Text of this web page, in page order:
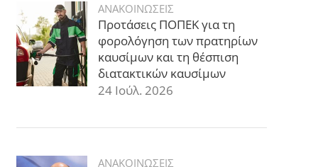
ΑΝΑΚΟΙΝΩΣΕΙΣ
Προτάσεις ΠΟΠΕΚ για τη
φορολόγηση των πρατηρίων
καυσίμων και τη θέσπιση
διατακτικών καυσίμων
24 Ιούλ. 2026
ΑΝΑΚΟΙΝΩΣΕΙΣ